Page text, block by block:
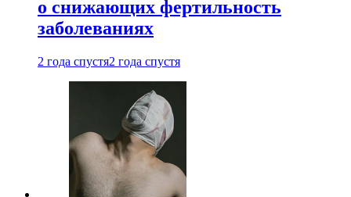
о снижающих фертильность
заболеваниях
2 года спустя2 года спустя